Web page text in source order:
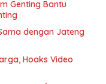
Genting Bantu
dengan Jateng
Hoaks Video